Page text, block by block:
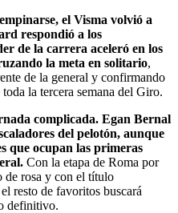
el Visma volvió a
respondió a los
de la carrera aceleró en los
la meta en solitario,
de la general y confirmando
la tercera semana del Giro.
complicada. Egan Bernal
del pelotón, aunque
que ocupan las primeras
Con la etapa de Roma por
de rosa y con el título
resto de favoritos buscará
definitivo.